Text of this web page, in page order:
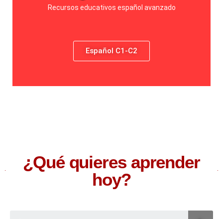
Recursos educativos español avanzado
Español C1-C2
¿Qué quieres aprender
hoy?